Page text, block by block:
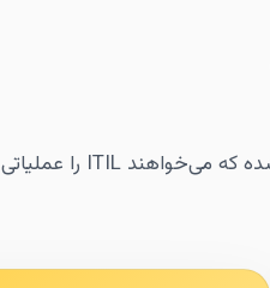
این صفحه برای مدیران IT، راهبران سرویس دسک، کارشناسان Help Desk و دانشجویانی طراحی شده که می‌خواهند ITIL را عملیاتی